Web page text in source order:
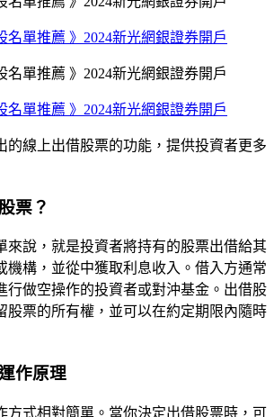
的線上出借股票的功能，提供投資者更多
票？
來說，就是投資者將持有的股票出借給其
機構，並從中獲取利息收入。借入方通常
行做空操作的投資者或對沖基金。出借股
股票的所有權，並可以在約定期限內隨時
作原理
方式相對簡單。當你決定出借股票時，可